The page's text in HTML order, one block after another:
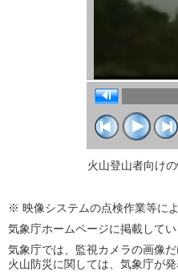
火山登山者向け
※ 映像システムの点検作業等に
気象庁ホームページに掲載して
気象庁では、監視カメラの画像
火山防災に関しては、気象庁が